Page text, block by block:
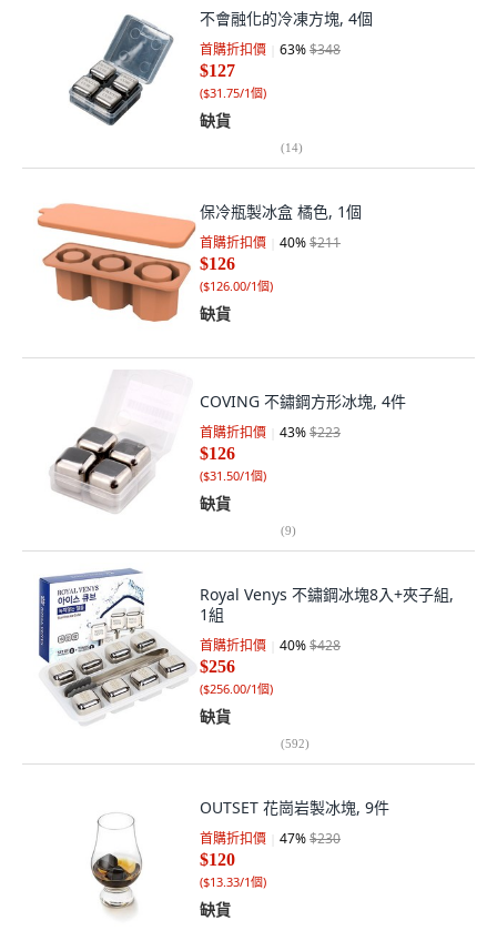
不會融化的冷凍方塊, 4個
首購折扣價 63%$348
$127
($31.75/1個)
缺貨
(14)
保冷瓶製冰盒 橘色, 1個
首購折扣價 40%$211
$126
($126.00/1個)
缺貨
COVING 不鏽鋼方形冰塊, 4件
首購折扣價 43%$223
$126
($31.50/1個)
缺貨
(9)
Royal Venys 不鏽鋼冰塊8入+夾子組,
1組
首購折扣價 40%$428
$256
($256.00/1個)
缺貨
(592)
OUTSET 花崗岩製冰塊, 9件
首購折扣價 47%$230
$120
($13.33/1個)
缺貨